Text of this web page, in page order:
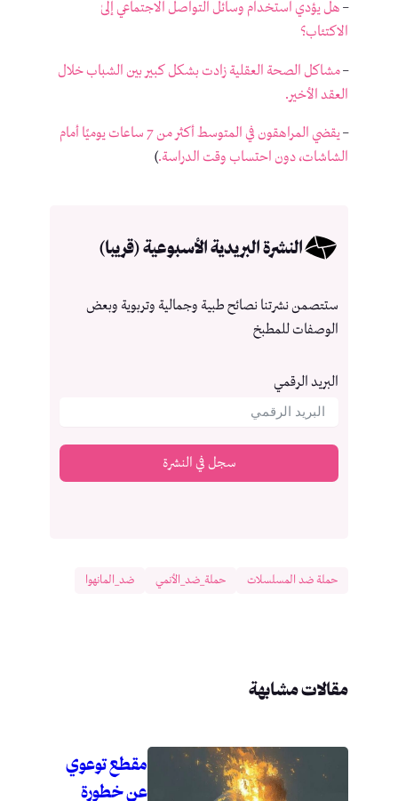
– هل يؤدي استخدام وسائل التواصل الاجتماعي إلىٰ
الاكتئاب؟
–مشاكل الصحة العقلية زادت بشكل كبير بين الشباب خلال
العقد الأخير.
–
يقضي المراهقون في المتوسط أكثر من 7 ساعات يوميًا أمام
الشاشات، دون احتساب وقت الدراسة.)
النشرة البريدية الأسبوعية (قريبا)
ستتصمن نشرتنا نصائح طبية وجمالية وتربوية وبعض
الوصفات للمطبخ
البريد الرقمي
سجل في النشرة
حملة ضد المسلسلات حملة_ضد_الأنمي ضد_المانهوا
مقالات مشابهة
مقطع توعوي
عن خطورة